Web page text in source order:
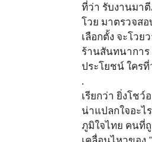
ที่ว่า รับงานมา
โวย มาตรวจส
เลือกตั้ง จะโว
ร้านสันทนาการ
ประโยชน์ ใคร
.
เรียกว่า ยิ่งโช
น่าแปลกใจอะไ
ภูมิใจไทย คนที่